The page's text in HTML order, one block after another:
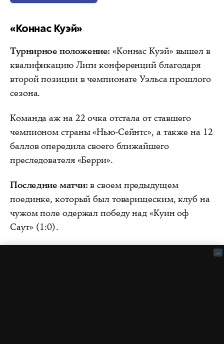
«Коннас Куэй»
Турнирное положение: «Коннас Куэй» вышел в
квалификацию Лиги конференций благодаря
второй позиции в чемпионате Уэльса прошлого
сезона.
Команда аж на 22 очка отстала от ставшего
чемпионом страны «Нью-Сейнтс», а также на 12
баллов опередила своего ближайшего
преследователя «Берри».
Последние матчи: в своем предыдущем
поединке, который был товарищеским, клуб на
чужом поле одержал победу над «Куин оф
Саут» (1:0).
...